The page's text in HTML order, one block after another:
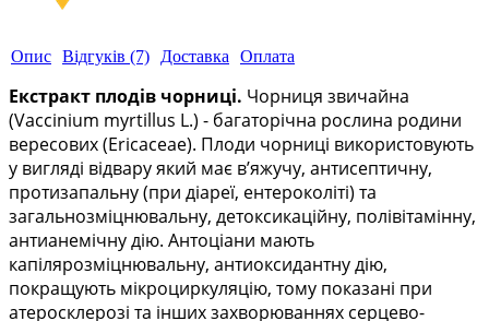
Опис Відгуків (7) Доставка Оплата
Екстракт плодів чорниці. Чорниця звичайна
(Vaccinium myrtillus L.) - багаторічна рослина родини
вересових (Ericaceae). Плоди чорниці використовують
у вигляді відвару який має в’яжучу, антисептичну,
протизапальну (при діареї, ентероколіті) та
загальнозміцнювальну, детоксикаційну, полівітамінну,
антианемічну дію. Антоціани мають
капілярозміцнювальну, антиоксидантну дію,
покращують мікроциркуляцію, тому показані при
атеросклерозі та інших захворюваннях серцево-